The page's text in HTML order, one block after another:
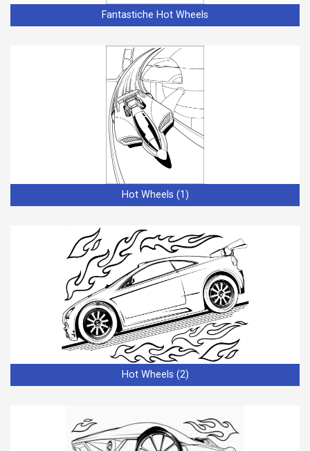
Fantastiche Hot Wheels
Hot Wheels (1)
Hot Wheels (2)